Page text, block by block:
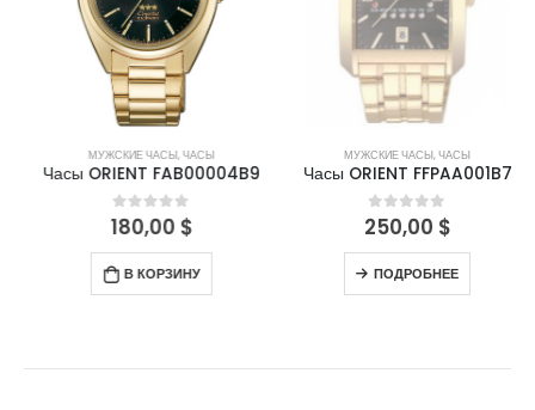
МУЖСКИЕ ЧАСЫ,ЧАСЫ
Часы ORIENT FAB00004B9
0out of 5
180,00$
В КОРЗИНУ
МУЖСКИЕ ЧАСЫ,ЧАСЫ
Часы ORIENT FFPAA001B7
0out of 5
250,00$
ПОДРОБНЕЕ